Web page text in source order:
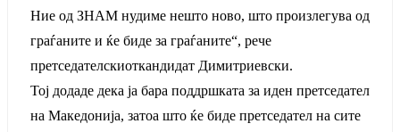
Ние од ЗНАМ нудиме нешто ново, што произлегува од
граѓаните и ќе биде за граѓаните“, рече
претседателскиоткандидат Димитриевски.
Тој додаде дека ја бара поддршката за иден претседател
на Македонија, затоа што ќе биде претседател на сите